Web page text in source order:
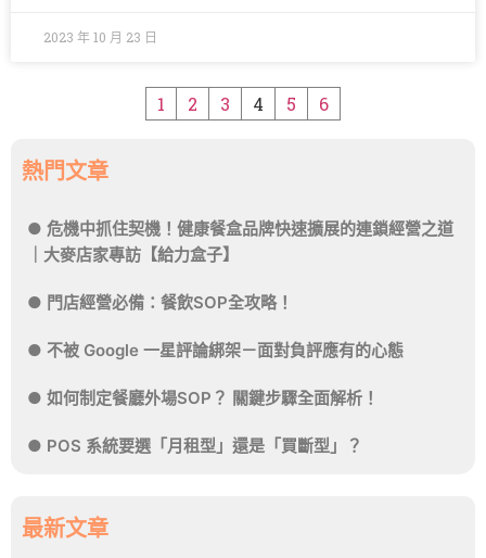
2023 年 10 月 23 日
1 2 3 4 5 6
熱門文章
危機中抓住契機！健康餐盒品牌快速擴展的連鎖經營之道
｜大麥店家專訪【給力盒子】
門店經營必備：餐飲SOP全攻略！
不被 Google 一星評論綁架－面對負評應有的心態
如何制定餐廳外場SOP？ 關鍵步驟全面解析！
POS 系統要選「月租型」還是「買斷型」？
最新文章